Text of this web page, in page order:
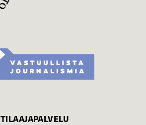
TILAAJAPALVELU